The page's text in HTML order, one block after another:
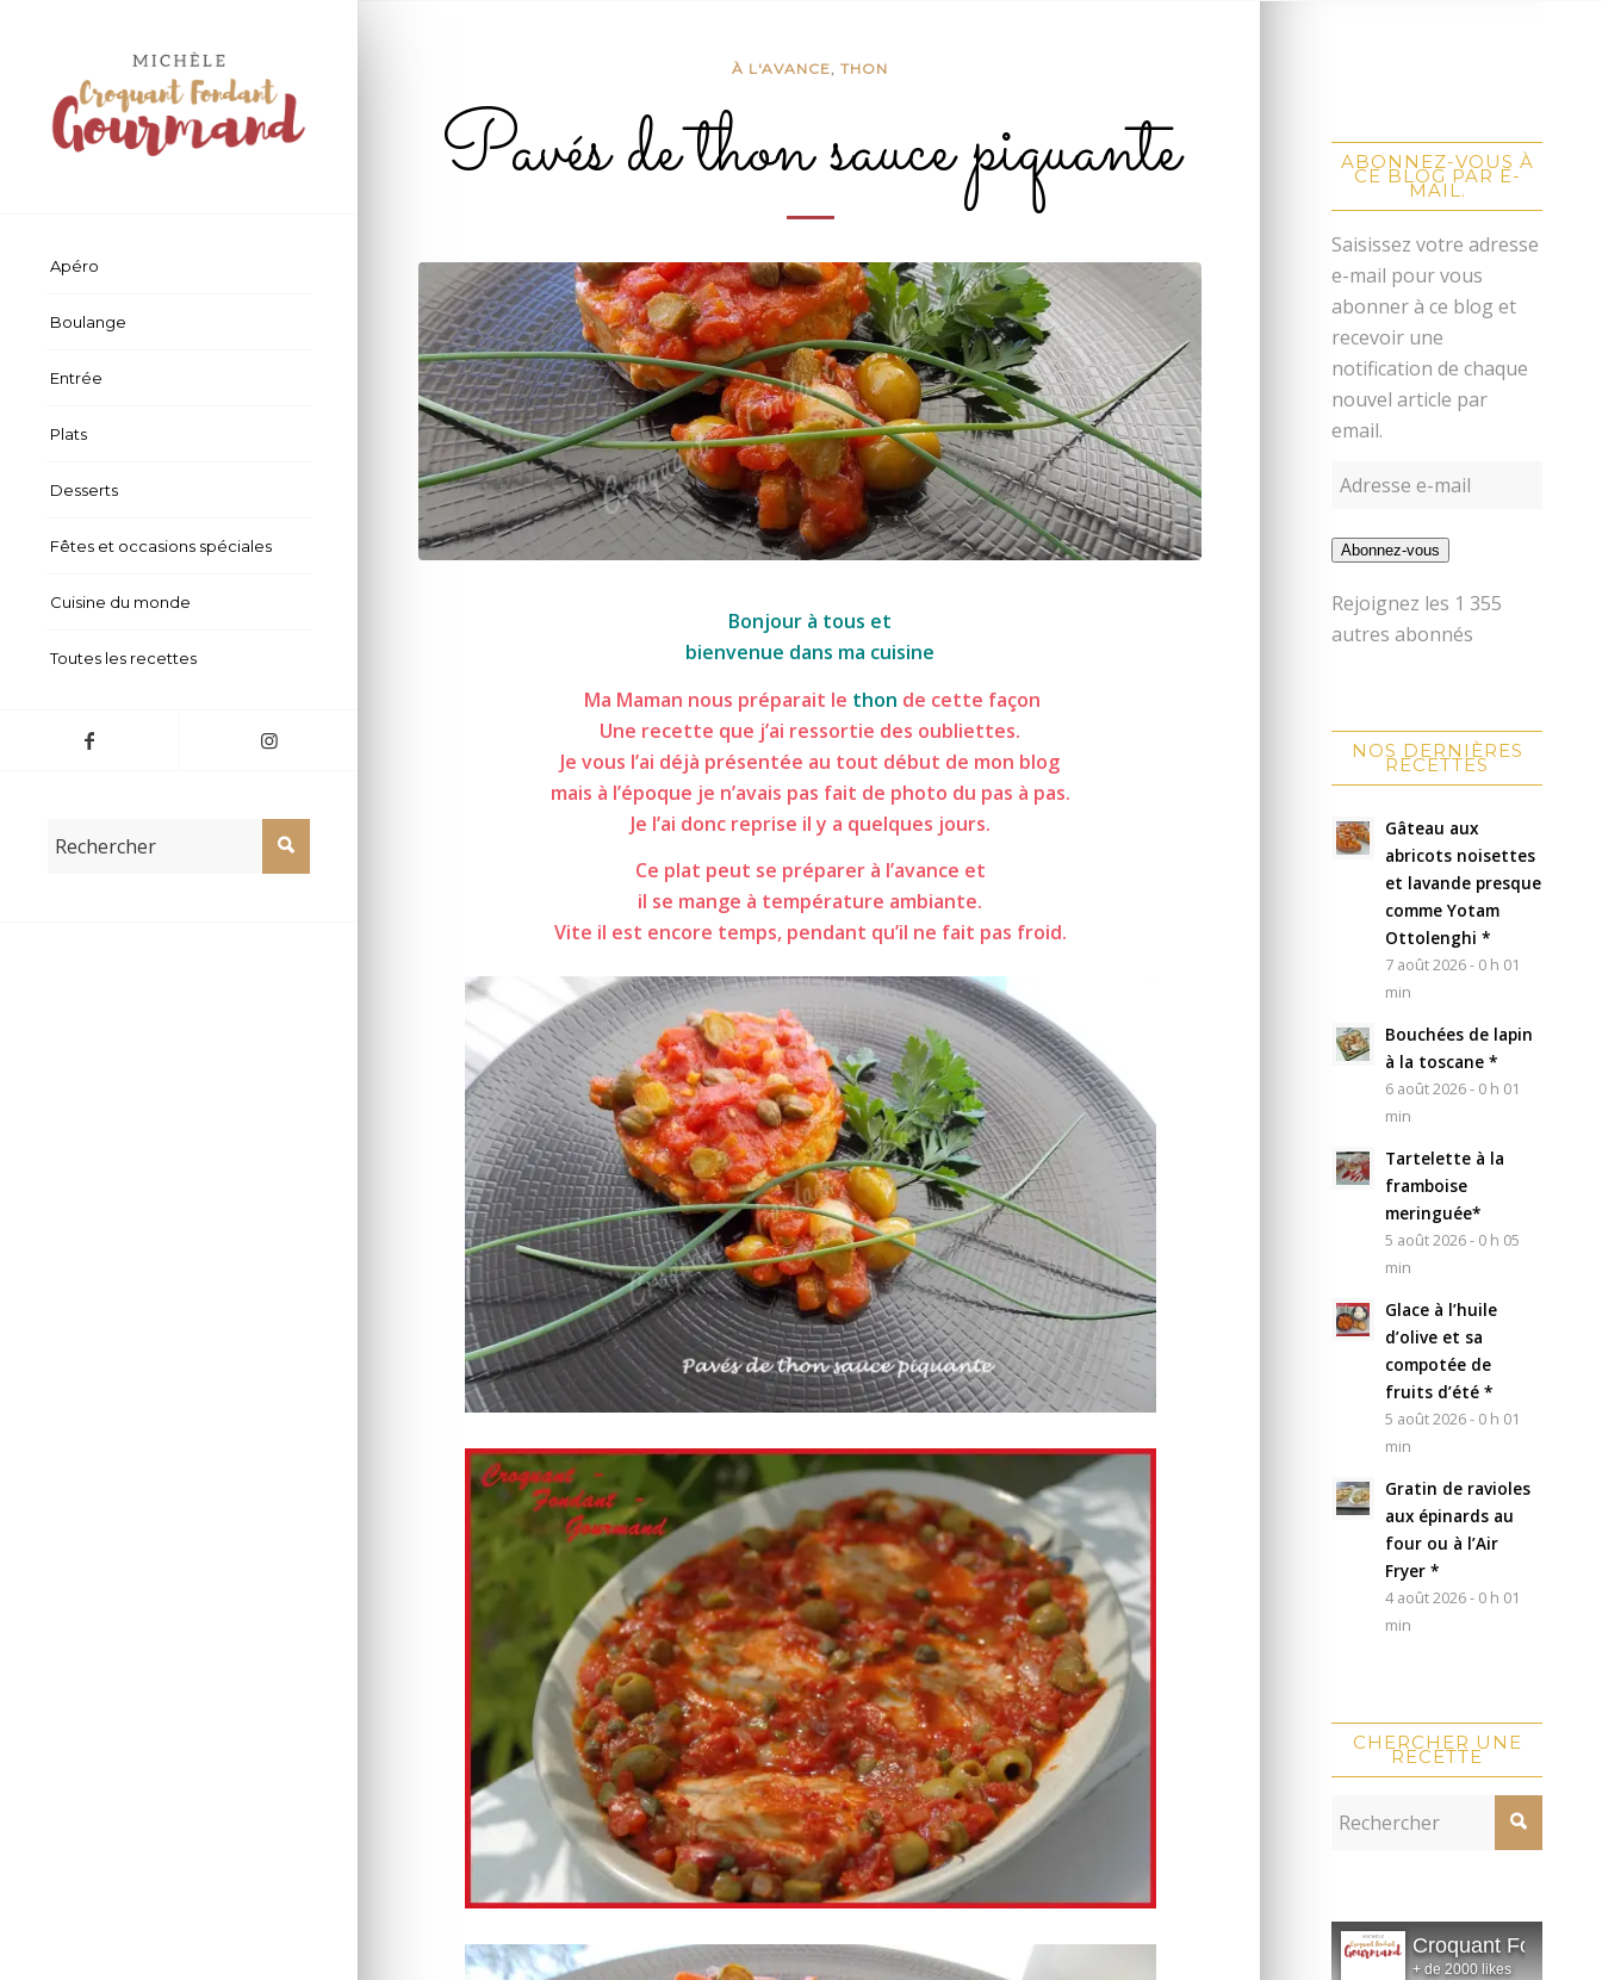
Apéro
Boulange
Entrée
Plats
Desserts
Fêtes et occasions spéciales
Cuisine du monde
Toutes les recettes
À L'AVANCE,THON
Pavés de thon sauce piquante
Bonjour à tous et
bienvenue dans ma cuisine
Ma Maman nous préparait le thon de cette façon
Une recette que j’ai ressortie des oubliettes.
Je vous l’ai déjà présentée au tout début de mon blog
mais à l’époque je n’avais pas fait de photo du pas à pas.
Je l’ai donc reprise il y a quelques jours.
Ce plat peut se préparer à l’avance et
il se mange à température ambiante.
Vite il est encore temps, pendant qu’il ne fait pas froid.
ABONNEZ-VOUS À
CE BLOG PAR E-
MAIL.
Saisissez votre adresse
e-mail pour vous
abonner à ce blog et
recevoir une
notification de chaque
nouvel article par
email.
Abonnez-vous
Rejoignez les 1 355
autres abonnés
NOS DERNIÈRES
RECETTES
Gâteau aux
abricots noisettes
et lavande presque
comme Yotam
Ottolenghi *
7 août 2026 - 0 h 01
min
Bouchées de lapin
à la toscane *
6 août 2026 - 0 h 01
min
Tartelette à la
framboise
meringuée*
5 août 2026 - 0 h 05
min
Glace à l’huile
d’olive et sa
compotée de
fruits d’été *
5 août 2026 - 0 h 01
min
Gratin de ravioles
aux épinards au
four ou à l’Air
Fryer *
4 août 2026 - 0 h 01
min
CHERCHER UNE
RECETTE
Croquant Fondant
+ de 2000 likes